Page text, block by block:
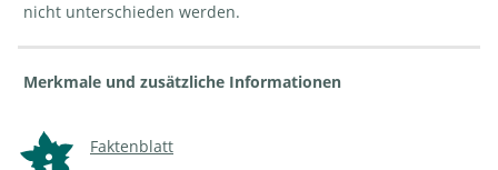
nicht unterschieden werden.
Merkmale und zusätzliche Informationen
Faktenblatt